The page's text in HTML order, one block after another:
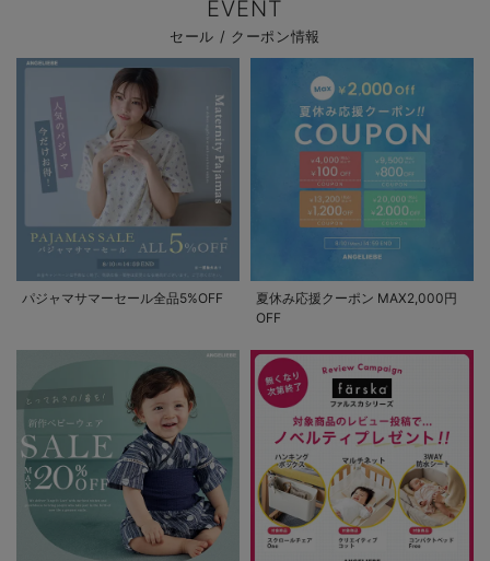
EVENT
セール / クーポン情報
パジャマサマーセール全品5%OFF
夏休み応援クーポン MAX2,000円
OFF